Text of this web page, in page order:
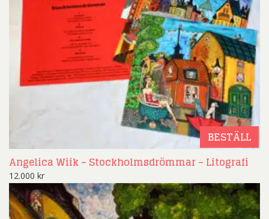
BESTÄLL
Angelica Wiik – Stockholmsdrömmar – Litografi
12.000 kr